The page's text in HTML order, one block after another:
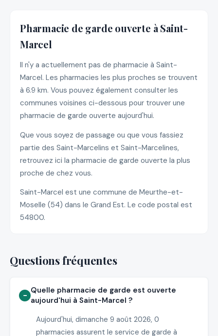
Pharmacie de garde ouverte à Saint-
Marcel
Il n'y a actuellement pas de pharmacie à Saint-
Marcel. Les pharmacies les plus proches se trouvent
à 6.9 km. Vous pouvez également consulter les
communes voisines ci-dessous pour trouver une
pharmacie de garde ouverte aujourd'hui.
Que vous soyez de passage ou que vous fassiez
partie des Saint-Marcelins et Saint-Marcelines,
retrouvez ici la pharmacie de garde ouverte la plus
proche de chez vous.
Saint-Marcel est une commune de Meurthe-et-
Moselle (54) dans le Grand Est. Le code postal est
54800.
Questions fréquentes
Quelle pharmacie de garde est ouverte
aujourd'hui à Saint-Marcel ?
Aujourd'hui, dimanche 9 août 2026, 0
pharmacies assurent le service de garde à